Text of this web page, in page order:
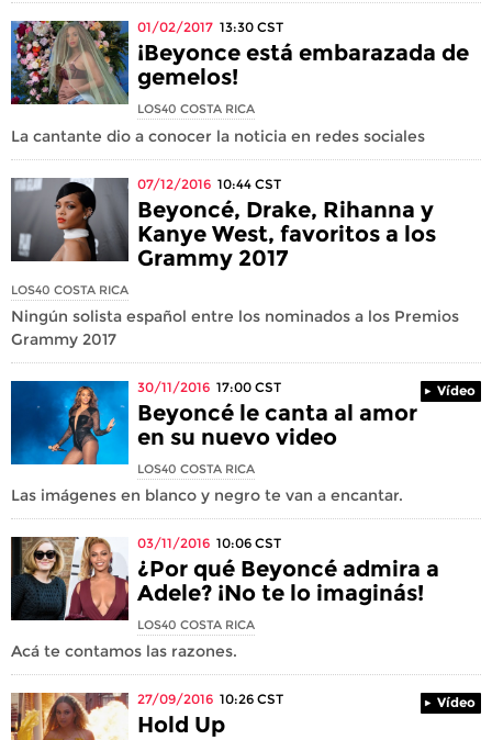
01/02/2017 13:30 CST
¡Beyonce está embarazada de
gemelos!
LOS40 COSTA RICA
La cantante dio a conocer la noticia en redes sociales
07/12/2016 10:44 CST
Beyoncé, Drake, Rihanna y
Kanye West, favoritos a los
Grammy 2017
LOS40 COSTA RICA
Ningún solista español entre los nominados a los Premios
Grammy 2017
30/11/2016 17:00 CST Vídeo
Beyoncé le canta al amor
en su nuevo video
LOS40 COSTA RICA
Las imágenes en blanco y negro te van a encantar.
03/11/2016 10:06 CST
¿Por qué Beyoncé admira a
Adele? ¡No te lo imaginás!
LOS40 COSTA RICA
Acá te contamos las razones.
27/09/2016 10:26 CST Vídeo
Hold Up